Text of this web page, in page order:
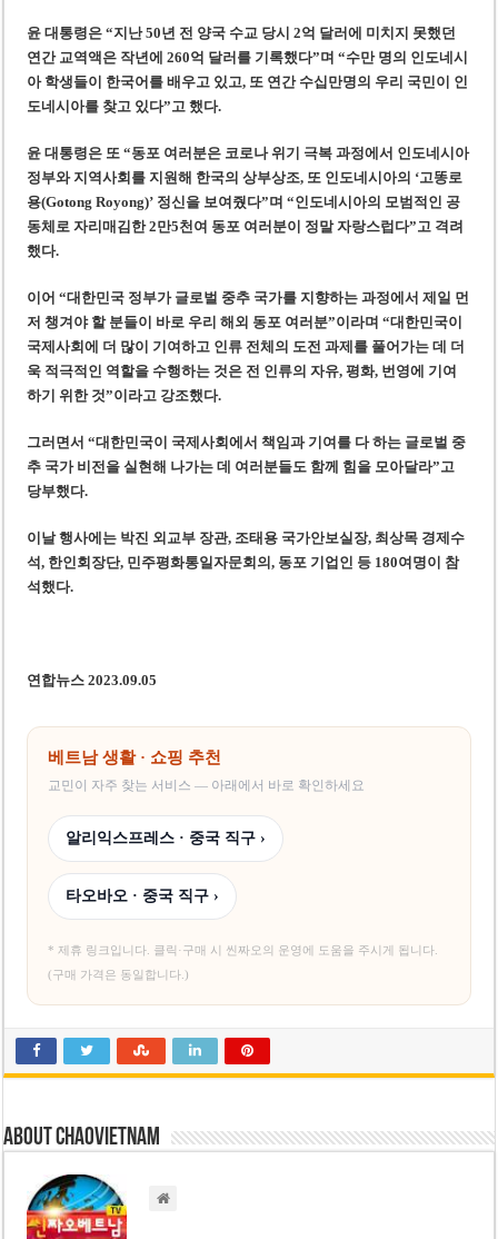
윤 대통령은 “지난 50년 전 양국 수교 당시 2억 달러에 미치지 못했던
연간 교역액은 작년에 260억 달러를 기록했다”며 “수만 명의 인도네시
아 학생들이 한국어를 배우고 있고, 또 연간 수십만명의 우리 국민이 인
도네시아를 찾고 있다”고 했다.
윤 대통령은 또 “동포 여러분은 코로나 위기 극복 과정에서 인도네시아
정부와 지역사회를 지원해 한국의 상부상조, 또 인도네시아의 ‘고똥로
용(Gotong Royong)’ 정신을 보여줬다”며 “인도네시아의 모범적인 공
동체로 자리매김한 2만5천여 동포 여러분이 정말 자랑스럽다”고 격려
했다.
이어 “대한민국 정부가 글로벌 중추 국가를 지향하는 과정에서 제일 먼
저 챙겨야 할 분들이 바로 우리 해외 동포 여러분”이라며 “대한민국이
국제사회에 더 많이 기여하고 인류 전체의 도전 과제를 풀어가는 데 더
욱 적극적인 역할을 수행하는 것은 전 인류의 자유, 평화, 번영에 기여
하기 위한 것”이라고 강조했다.
그러면서 “대한민국이 국제사회에서 책임과 기여를 다 하는 글로벌 중
추 국가 비전을 실현해 나가는 데 여러분들도 함께 힘을 모아달라”고
당부했다.
이날 행사에는 박진 외교부 장관, 조태용 국가안보실장, 최상목 경제수
석, 한인회장단, 민주평화통일자문회의, 동포 기업인 등 180여명이 참
석했다.
연합뉴스 2023.09.05
베트남 생활 · 쇼핑 추천
교민이 자주 찾는 서비스 — 아래에서 바로 확인하세요
알리익스프레스 · 중국 직구 ›
타오바오 · 중국 직구 ›
* 제휴 링크입니다. 클릭·구매 시 씬짜오의 운영에 도움을 주시게 됩니다.
(구매 가격은 동일합니다.)
About chaovietnam